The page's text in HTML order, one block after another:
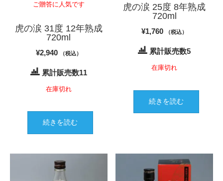
ご贈答に人気です
虎の涙 31度 12年熟成
720ml
¥2,940 （税込）
累計販売数11
在庫切れ
続きを読む
虎の涙 25度 8年熟成
720ml
¥1,760 （税込）
累計販売数5
在庫切れ
続きを読む